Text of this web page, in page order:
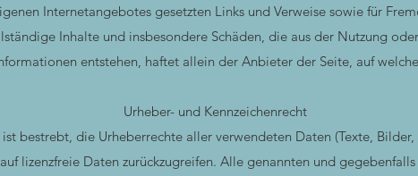
Internetangebotes gesetzten Links und Verweise sowie für
Inhalte und insbesondere Schäden, die aus der Nutzung
entstehen, haftet allein der Anbieter der Seite, auf
Urheber- und Kennzeichenrecht
bestrebt, die Urheberrechte aller verwendeten Daten (Texte,
lizenzfreie Daten zurückzugreifen. Alle genannten und